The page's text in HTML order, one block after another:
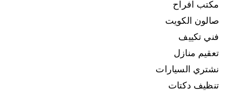
مكتب افراح
صالون الكويت
فني تكييف
تعقيم منازل
نشتري السيارات
تنظيف دكتات